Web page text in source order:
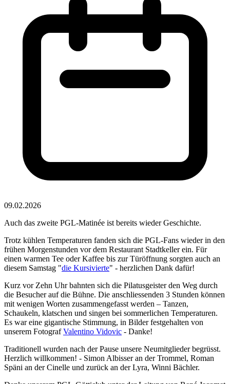
09.02.2026
Auch das zweite PGL-Matinée ist bereits wieder Geschichte.
Trotz kühlen Temperaturen fanden sich die PGL-Fans wieder in den
frühen Morgenstunden vor dem Restaurant Stadtkeller ein. Für
einen warmen Tee oder Kaffee bis zur Türöffnung sorgten auch an
diesem Samstag "die Kursivierte" - herzlichen Dank dafür!
Kurz vor Zehn Uhr bahnten sich die Pilatusgeister den Weg durch
die Besucher auf die Bühne. Die anschliessenden 3 Stunden können
mit wenigen Worten zusammengefasst werden – Tanzen,
Schaukeln, klatschen und singen bei sommerlichen Temperaturen.
Es war eine gigantische Stimmung, in Bilder festgehalten von
unserem FotografValentino Vidovic - Danke!
Traditionell wurden nach der Pause unsere Neumitglieder begrüsst.
Herzlich willkommen! - Simon Albisser an der Trommel, Roman
Späni an der Cinelle und zurück an der Lyra, Winni Bächler.